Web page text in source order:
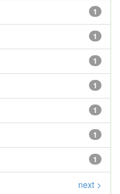
1
1
1
1
1
1
1
next >